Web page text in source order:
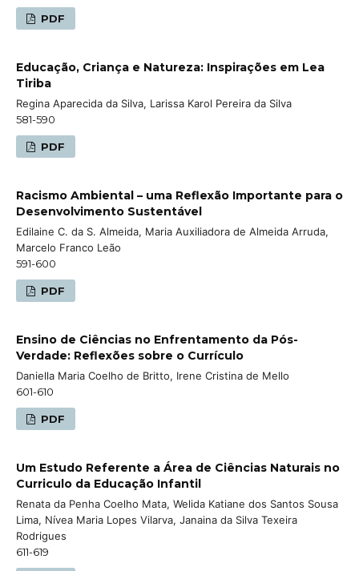
PDF
Educação, Criança e Natureza: Inspirações em Lea
Tiriba
Regina Aparecida da Silva, Larissa Karol Pereira da Silva
581-590
PDF
Racismo Ambiental – uma Reflexão Importante para o
Desenvolvimento Sustentável
Edilaine C. da S. Almeida, Maria Auxiliadora de Almeida Arruda,
Marcelo Franco Leão
591-600
PDF
Ensino de Ciências no Enfrentamento da Pós-
Verdade: Reflexões sobre o Currículo
Daniella Maria Coelho de Britto, Irene Cristina de Mello
601-610
PDF
Um Estudo Referente a Área de Ciências Naturais no
Curriculo da Educação Infantil
Renata da Penha Coelho Mata, Welida Katiane dos Santos Sousa
Lima, Nívea Maria Lopes Vilarva, Janaina da Silva Texeira
Rodrigues
611-619